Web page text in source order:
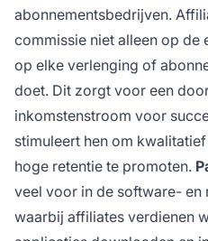
abonnementsbedrijven.
commissie niet alleen op de
op elke verlenging of
doet. Dit zorgt voor een
inkomstenstroom voor
stimuleert hen om
hoge retentie te promoten.
veel voor in de software-
waarbij affiliates verdienen